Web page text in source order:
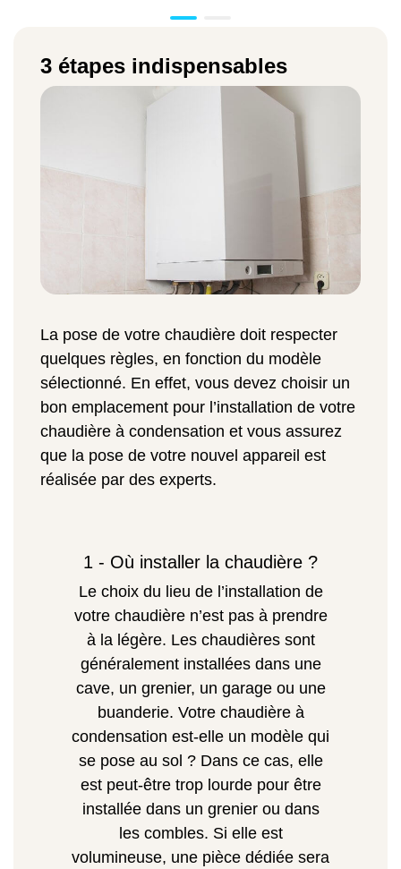
3 étapes indispensables
La pose de votre chaudière doit respecter
quelques règles, en fonction du modèle
sélectionné. En effet, vous devez choisir un
bon emplacement pour l’installation de votre
chaudière à condensation et vous assurez
que la pose de votre nouvel appareil est
réalisée par des experts.
1 - Où installer la chaudière ?
Le choix du lieu de l’installation de
votre chaudière n’est pas à prendre
à la légère. Les chaudières sont
généralement installées dans une
cave, un grenier, un garage ou une
buanderie. Votre chaudière à
condensation est-elle un modèle qui
se pose au sol ? Dans ce cas, elle
est peut-être trop lourde pour être
installée dans un grenier ou dans
les combles. Si elle est
volumineuse, une pièce dédiée sera